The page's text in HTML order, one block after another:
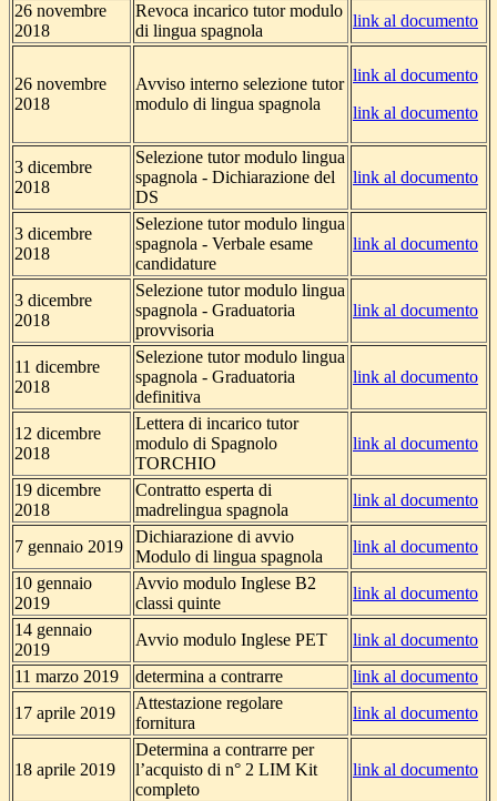
26 novembre
2018
Revoca incarico tutor modulo
di lingua spagnola
link al documento
26 novembre
2018
Avviso interno selezione tutor
modulo di lingua spagnola
link al documento
link al documento
3 dicembre
2018
Selezione tutor modulo lingua
spagnola - Dichiarazione del
DS
link al documento
3 dicembre
2018
Selezione tutor modulo lingua
spagnola - Verbale esame
candidature
link al documento
3 dicembre
2018
Selezione tutor modulo lingua
spagnola - Graduatoria
provvisoria
link al documento
11 dicembre
2018
Selezione tutor modulo lingua
spagnola - Graduatoria
definitiva
link al documento
12 dicembre
2018
Lettera di incarico tutor
modulo di Spagnolo
TORCHIO
link al documento
19 dicembre
2018
Contratto esperta di
madrelingua spagnola
link al documento
7 gennaio 2019
Dichiarazione di avvio
Modulo di lingua spagnola
link al documento
10 gennaio
2019
Avvio modulo Inglese B2
classi quinte
link al documento
14 gennaio
2019
Avvio modulo Inglese PET
link al documento
11 marzo 2019
determina a contrarre
link al documento
17 aprile 2019
Attestazione regolare
fornitura
link al documento
18 aprile 2019
Determina a contrarre per
l’acquisto di n° 2 LIM Kit
completo
link al documento